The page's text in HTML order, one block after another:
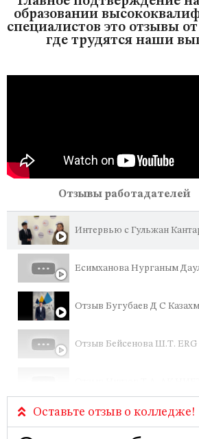
образовании
специалистов это отзывы
где трудятся наши
Отзывы работадателей
Отзыв Бугубаев Д С
Отзыв Бейсенова Ш.Т. ERG
Отзыв Дуйсенбаев ТТ
Оставьте отзыв о колледже!